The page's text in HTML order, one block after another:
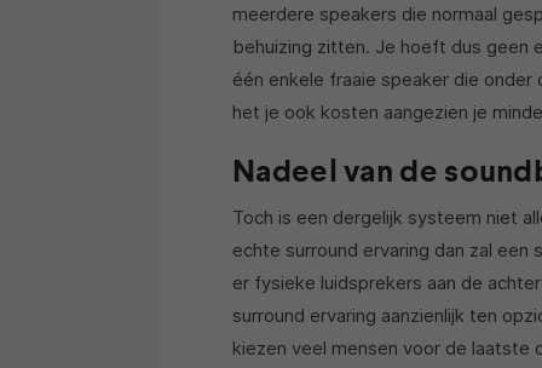
meerdere speakers die normaal
behuizing zitten. Je hoeft dus geen
één enkele fraaie speaker die
het je ook kosten aangezien je
Nadeel van de
Toch is een dergelijk systeem niet
echte surround ervaring dan zal
er fysieke luidsprekers aan de
surround ervaring aanzienlijk ten
kiezen veel mensen voor de laatste